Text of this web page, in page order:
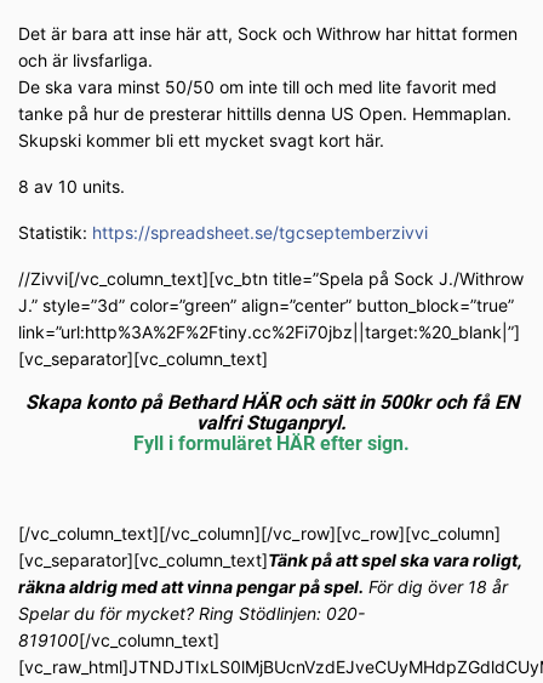
Det är bara att inse här att, Sock och Withrow har hittat formen
och är livsfarliga.
De ska vara minst 50/50 om inte till och med lite favorit med
tanke på hur de presterar hittills denna US Open. Hemmaplan.
Skupski kommer bli ett mycket svagt kort här.
8 av 10 units.
Statistik: https://spreadsheet.se/tgcseptemberzivvi
//Zivvi[/vc_column_text][vc_btn title=”Spela på Sock J./Withrow
J.” style=”3d” color=”green” align=”center” button_block=”true”
link=”url:http%3A%2F%2Ftiny.cc%2Fi70jbz||target:%20_blank|”]
[vc_separator][vc_column_text]
Skapa konto på Bethard HÄR och sätt in 500kr och få EN
valfri Stuganpryl.
Fyll i formuläret HÄR efter sign.
[/vc_column_text][/vc_column][/vc_row][vc_row][vc_column]
[vc_separator][vc_column_text]Tänk på att spel ska vara roligt,
räkna aldrig med att vinna pengar på spel. För dig över 18 år
Spelar du för mycket? Ring Stödlinjen: 020-
819100[/vc_column_text]